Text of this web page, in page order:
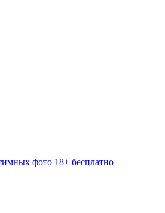
фото 18+ бесплатно